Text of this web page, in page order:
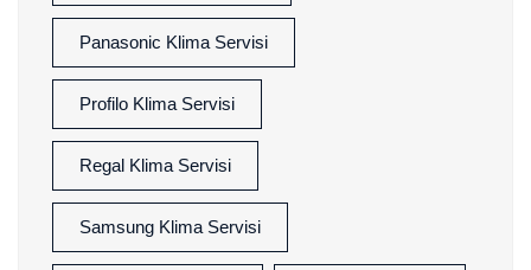
Panasonic Klima Servisi
Profilo Klima Servisi
Regal Klima Servisi
Samsung Klima Servisi